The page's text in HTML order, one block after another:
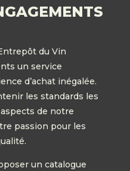
du Vin
un service
d’achat inégalée.
les standards les
de notre
passion pour les
un catalogue